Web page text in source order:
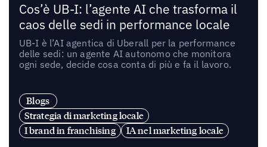
Cos’è UB-I: l’agente AI che trasforma il
caos delle sedi in performance locale
UB-I è l’AI agentica di Uberall per la performance
delle sedi: un agente AI autonomo che monitora
ogni sede, decide cosa conta di più e fa il lavoro.
Blogs
Strategia di marketing locale
I brand in franchising
IA nel marketing locale